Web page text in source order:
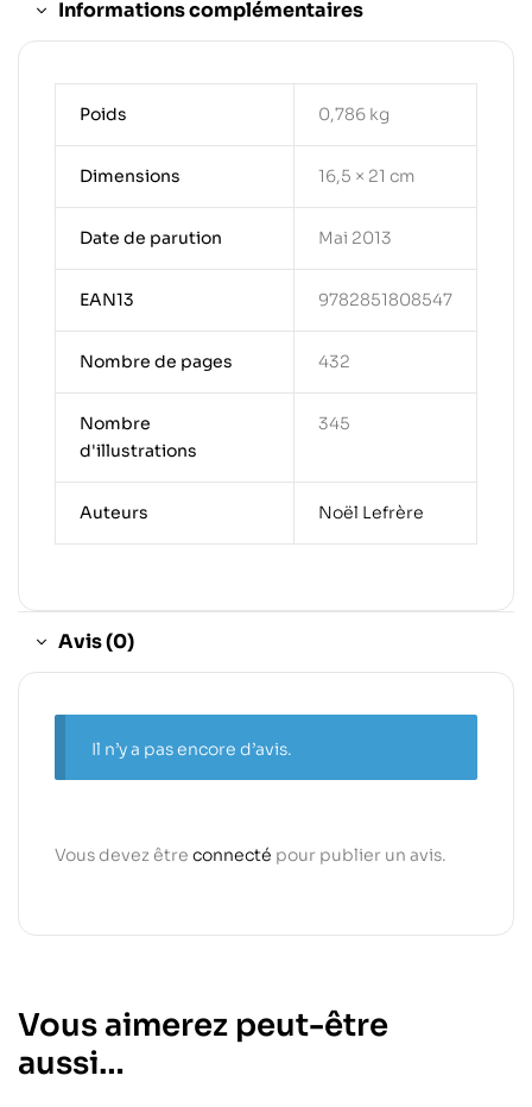
Informations complémentaires
Poids 0,786 kg
Dimensions 16,5 × 21 cm
Date de parution Mai 2013
EAN13 9782851808547
Nombre de pages 432
Nombre
d'illustrations
345
Auteurs Noël Lefrère
Avis (0)
Il n’y a pas encore d’avis.
Vous devez être connecté pour publier un avis.
Vous aimerez peut-être
aussi…